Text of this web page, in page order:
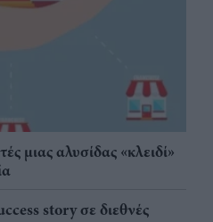
μιας αλυσίδας «κλειδί»
story σε διεθνές